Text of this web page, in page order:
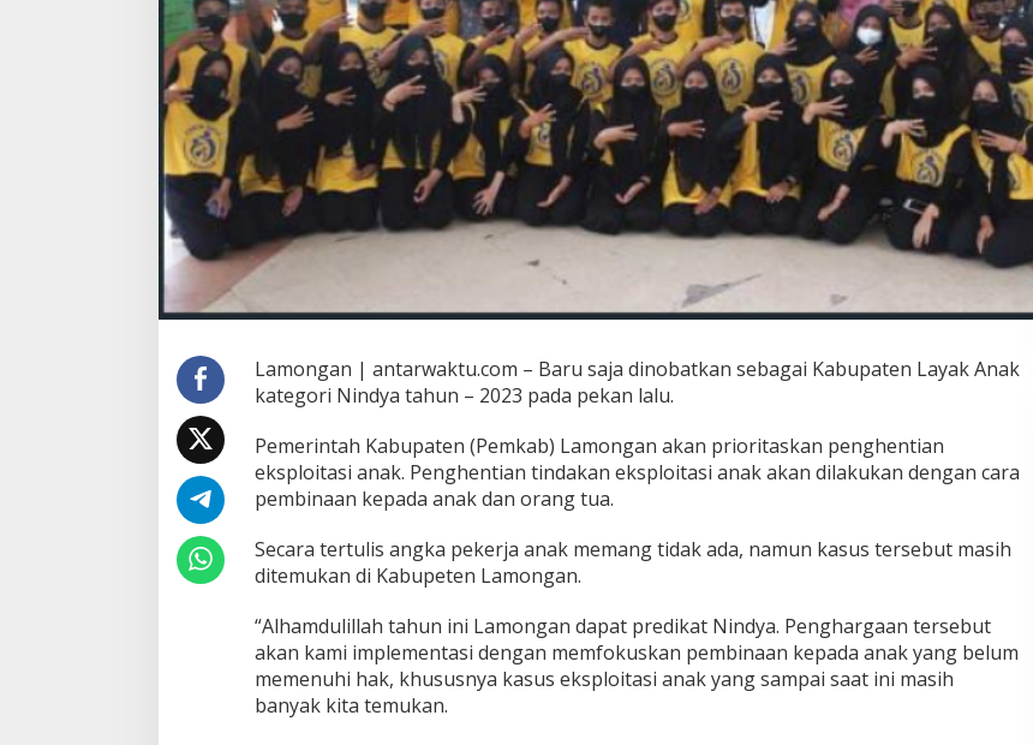
Lamongan | antarwaktu.com – Baru saja dinobatkan sebagai Kabupaten Layak Anak
kategori Nindya tahun – 2023 pada pekan lalu.
Pemerintah Kabupaten (Pemkab) Lamongan akan prioritaskan penghentian
eksploitasi anak. Penghentian tindakan eksploitasi anak akan dilakukan dengan cara
pembinaan kepada anak dan orang tua.
Secara tertulis angka pekerja anak memang tidak ada, namun kasus tersebut masih
ditemukan di Kabupeten Lamongan.
“Alhamdulillah tahun ini Lamongan dapat predikat Nindya. Penghargaan tersebut
akan kami implementasi dengan memfokuskan pembinaan kepada anak yang belum
memenuhi hak, khususnya kasus eksploitasi anak yang sampai saat ini masih
banyak kita temukan.